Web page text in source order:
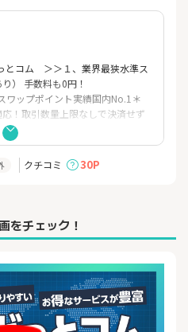
とコム ＞＞１、業界最狭水準ス
） 手数料も0円！
ワップポイント実績国内No.1＊
！取引数量上限なしで決済せず
ュースとレポート、オリジナル
財務基盤と安心の信託保全スキ
ト実績の平均値
について＞
引】でキャッシュバック＆ポイ
を満たされた方に、キャッシュ
クチコミ 30P
をチェック！